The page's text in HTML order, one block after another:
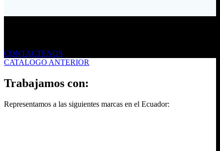
CONTACTENOS
CATALOGO ANTERIOR
Trabajamos con:
Representamos a las siguientes marcas en el Ecuador: